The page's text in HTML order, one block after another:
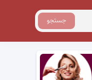
جستجو